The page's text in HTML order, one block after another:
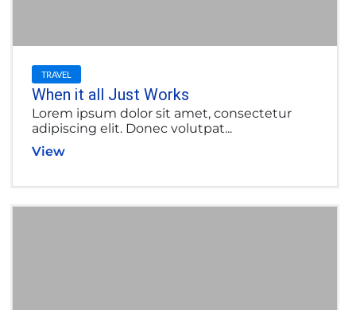
TRAVEL
When it all Just Works
Lorem ipsum dolor sit amet, consectetur
adipiscing elit. Donec volutpat...
View